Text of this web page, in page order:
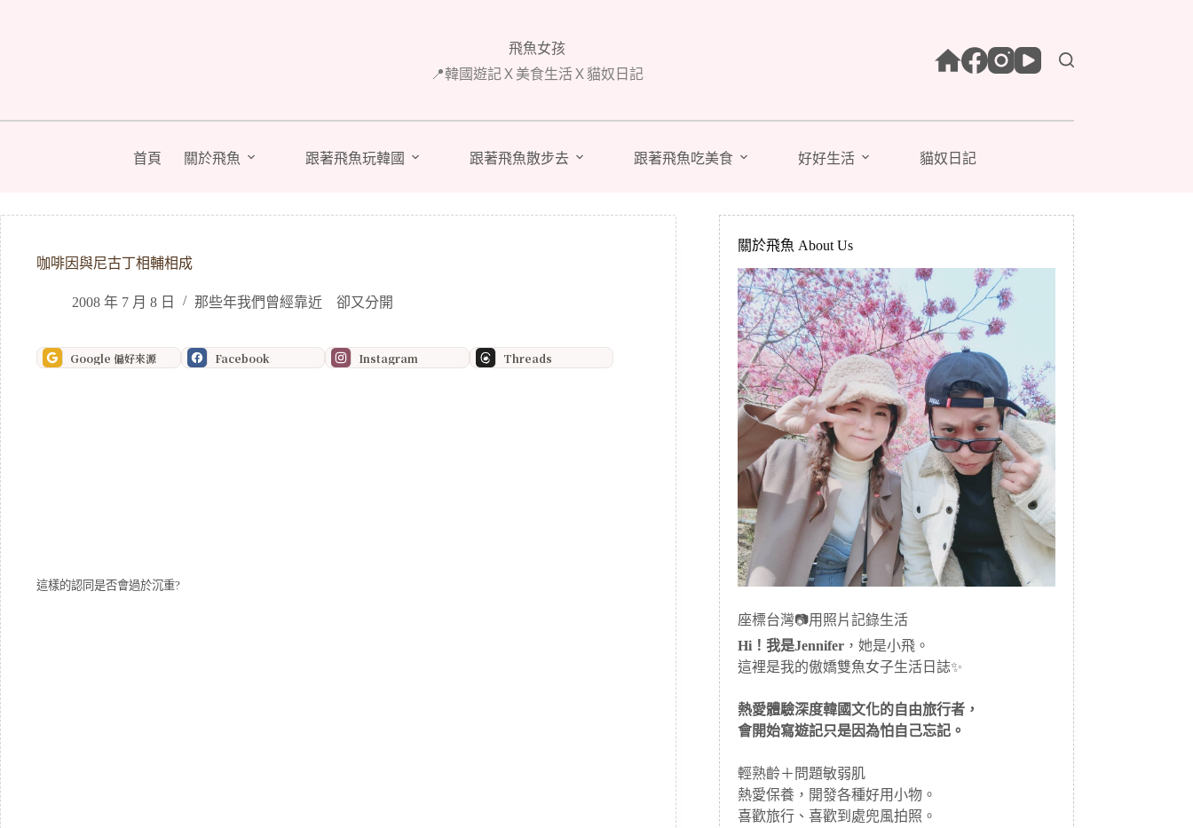
容
飛魚女孩
📍韓國遊記Ｘ美食生活Ｘ貓奴日記
首頁 關於飛魚 跟著飛魚玩韓國 跟著飛魚散步去 跟著飛魚吃美食 好好生活 貓奴日記
咖啡因與尼古丁相輔相成
2008 年 7 月 8 日 那些年我們曾經靠近 卻又分開
Google 偏好來源 Facebook Instagram Threads
這樣的認同是否會過於沉重?
關於飛魚 About Us
座標台灣📷用照片記錄生活
Hi！我是Jennifer ，她是小飛。
這裡是我的傲嬌雙魚女子生活日誌✨
熱愛體驗深度韓國文化的自由旅行者，
會開始寫遊記只是因為怕自己忘記。
輕熟齡＋問題敏弱肌
熱愛保養，開發各種好用小物。
喜歡旅行、喜歡到處兜風拍照。